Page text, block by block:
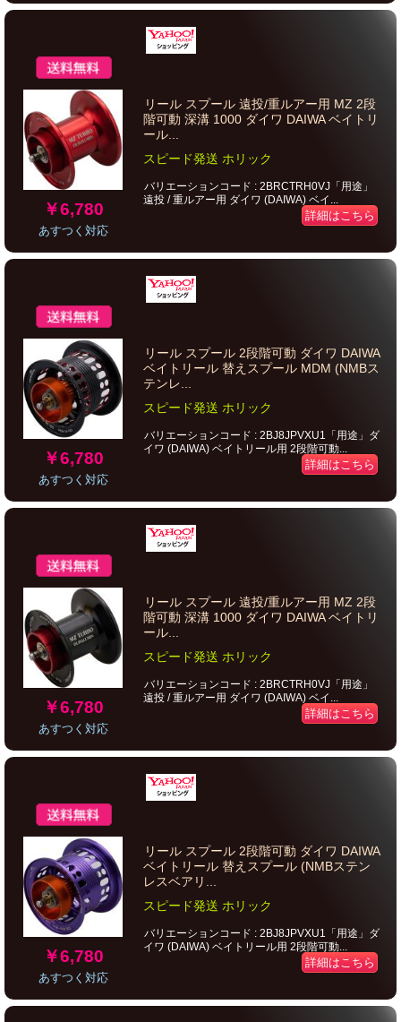
￥6,780
あすつく対応
リール スプール 遠投/重ルアー用 MZ 2段
階可動 深溝 1000 ダイワ DAIWA ベイトリ
ール...
スピード発送 ホリック
バリエーションコード : 2BRCTRH0VJ「用途」
遠投 / 重ルアー用 ダイワ (DAIWA) ベイ...
詳細はこちら
￥6,780
あすつく対応
リール スプール 2段階可動 ダイワ DAIWA
ベイトリール 替えスプール MDM (NMBス
テンレ...
スピード発送 ホリック
バリエーションコード : 2BJ8JPVXU1「用途」ダ
イワ (DAIWA) ベイトリール用 2段階可動...
詳細はこちら
￥6,780
あすつく対応
リール スプール 遠投/重ルアー用 MZ 2段
階可動 深溝 1000 ダイワ DAIWA ベイトリ
ール...
スピード発送 ホリック
バリエーションコード : 2BRCTRH0VJ「用途」
遠投 / 重ルアー用 ダイワ (DAIWA) ベイ...
詳細はこちら
￥6,780
あすつく対応
リール スプール 2段階可動 ダイワ DAIWA
ベイトリール 替えスプール (NMBステン
レスベアリ...
スピード発送 ホリック
バリエーションコード : 2BJ8JPVXU1「用途」ダ
イワ (DAIWA) ベイトリール用 2段階可動...
詳細はこちら